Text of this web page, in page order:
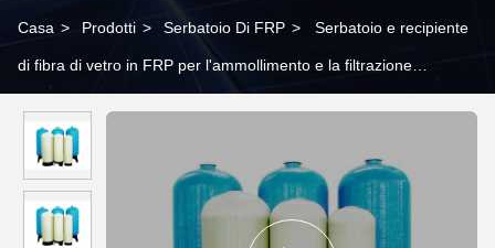
Casa > Prodotti > Serbatoio Di FRP > Serbatoio e recipiente
di fibra di vetro in FRP per l'ammollimento e la filtrazione